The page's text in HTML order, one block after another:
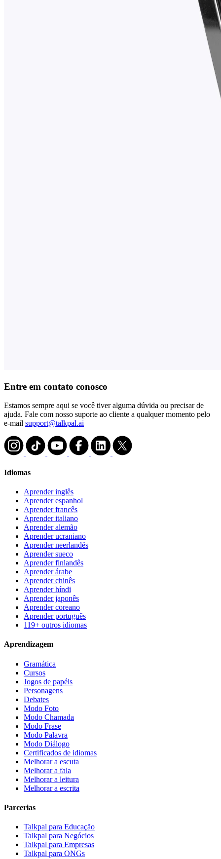
Entre em contato conosco
Estamos sempre aqui se você tiver alguma dúvida ou precisar de
ajuda. Fale com nosso suporte ao cliente a qualquer momento pelo
e-mail support@talkpal.ai
Idiomas
Aprender inglês
Aprender espanhol
Aprender francês
Aprender italiano
Aprender alemão
Aprender ucraniano
Aprender neerlandês
Aprender sueco
Aprender finlandês
Aprender árabe
Aprender chinês
Aprender híndi
Aprender japonês
Aprender coreano
Aprender português
119+ outros idiomas
Aprendizagem
Gramática
Cursos
Jogos de papéis
Personagens
Debates
Modo Foto
Modo Chamada
Modo Frase
Modo Palavra
Modo Diálogo
Certificados de idiomas
Melhorar a escuta
Melhorar a fala
Melhorar a leitura
Melhorar a escrita
Parcerias
Talkpal para Educação
Talkpal para Negócios
Talkpal para Empresas
Talkpal para ONGs